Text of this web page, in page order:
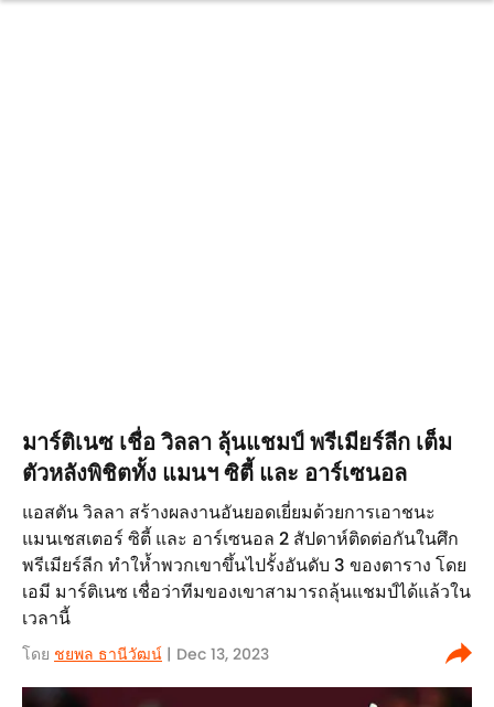
มาร์ติเนซ เชื่อ วิลลา ลุ้นแชมป์ พรีเมียร์ลีก เต็ม
ตัวหลังพิชิตทั้ง แมนฯ ซิตี้ และ อาร์เซนอล
แอสตัน วิลลา สร้างผลงานอันยอดเยี่ยมด้วยการเอาชนะ
แมนเชสเตอร์ ซิตี้ และ อาร์เซนอล 2 สัปดาห์ติดต่อกันในศึก
พรีเมียร์ลีก ทำให้ำพวกเขาขึ้นไปรั้งอันดับ 3 ของตาราง โดย
เอมี มาร์ติเนซ เชื่อว่าทีมของเขาสามารถลุ้นแชมป์ได้แล้วใน
เวลานี้
โดย ชยพล ธานีวัฒน์ | Dec 13, 2023